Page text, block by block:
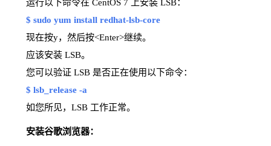
运行以下命令在 CentOS 7 上安装 LSB：
$ sudo yum install redhat-lsb-core
现在按y，然后按<Enter>继续。
应该安装 LSB。
您可以验证 LSB 是否正在使用以下命令：
$ lsb_release -a
如您所见，LSB 工作正常。
安装谷歌浏览器：